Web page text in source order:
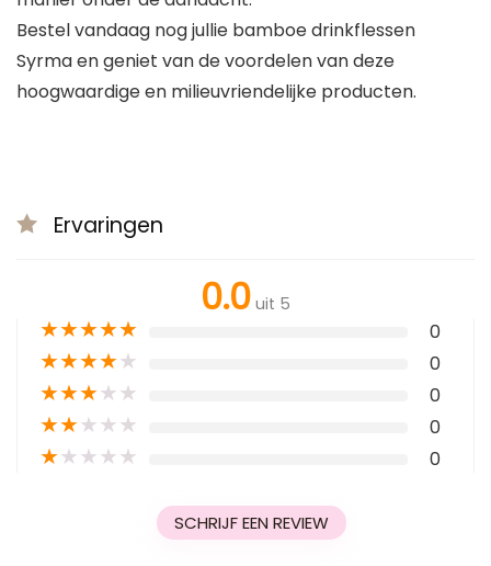
Bestel vandaag nog jullie bamboe drinkflessen
Syrma en geniet van de voordelen van deze
hoogwaardige en milieuvriendelijke producten.
Ervaringen
0.0 uit 5
★★★★★ 0
★★★★★ 0
★★★★★ 0
★★★★★ 0
★★★★★ 0
SCHRIJF EEN REVIEW